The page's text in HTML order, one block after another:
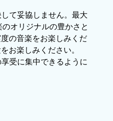
て妥協しません。最大
オリジナルの豊かさと
の音楽をお楽しみくだ
お楽しみください。
受に集中できるように